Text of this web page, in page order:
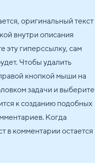
оригинальный текст
внутри описания
эту гиперссылку, сам
Чтобы удалить
кнопкой мыши на
задачи и выберите
к созданию подобных
Когда
в комментарии остается